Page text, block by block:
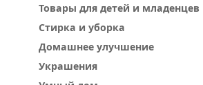
Товары для детей и младенцев
Стирка и уборка
Домашнее улучшение
Украшения